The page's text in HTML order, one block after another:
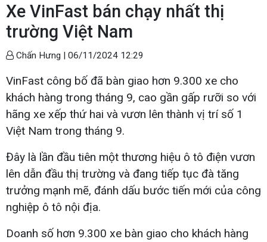
Xe VinFast bán chạy nhất thị
trường Việt Nam
Chấn Hưng | 06/11/2024 12:29
VinFast công bố đã bàn giao hơn 9.300 xe cho
khách hàng trong tháng 9, cao gần gấp rưỡi so với
hãng xe xếp thứ hai và vươn lên thành vị trí số 1
Việt Nam trong tháng 9.
Đây là lần đầu tiên một thương hiệu ô tô điện vươn
lên dẫn đầu thị trường và đang tiếp tục đà tăng
trưởng mạnh mẽ, đánh dấu bước tiến mới của công
nghiệp ô tô nội địa.
Doanh số hơn 9.300 xe bàn giao cho khách hàng